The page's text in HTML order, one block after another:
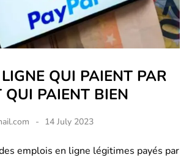
QUI PAIENT PAR
QUI PAIENT BIEN
14 July 2023
emplois en ligne légitimes payés par